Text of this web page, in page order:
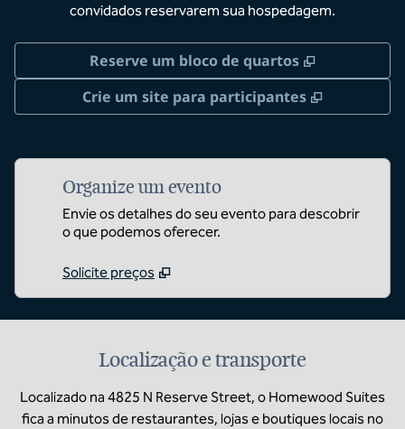
convidados reservarem sua hospedagem.
Reserve um bloco de quartos ,
Crie um site para participantes
,
Organize um evento
Envie os detalhes do seu evento para descobrir
o que podemos oferecer.
Solicite preços
Localização e transporte
Localizado na 4825 N Reserve Street, o Homewood Suites
fica a minutos de restaurantes, lojas e boutiques locais no